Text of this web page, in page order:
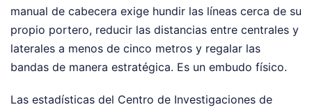
manual de cabecera exige hundir las líneas cerca de su
propio portero, reducir las distancias entre centrales y
laterales a menos de cinco metros y regalar las
bandas de manera estratégica. Es un embudo físico.
Las estadísticas del Centro de Investigaciones de